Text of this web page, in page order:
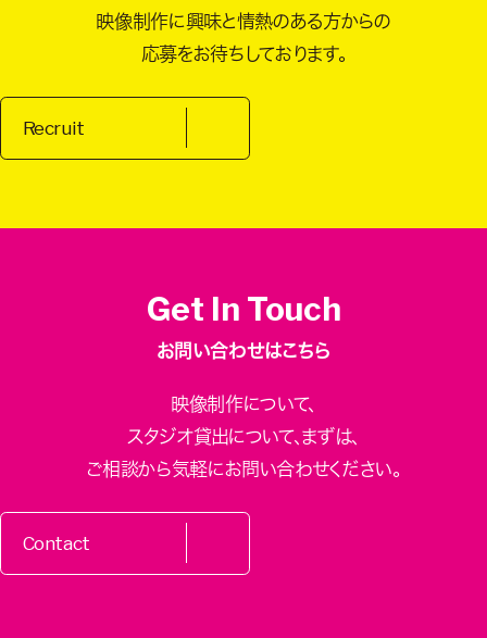
映像制作に興味と情熱のある方からの
応募をお待ちしております。
Recruit
Get In Touch
お問い合わせはこちら
映像制作について、
スタジオ貸出について、 まずは、
ご相談から気軽にお問い合わせください。
Contact